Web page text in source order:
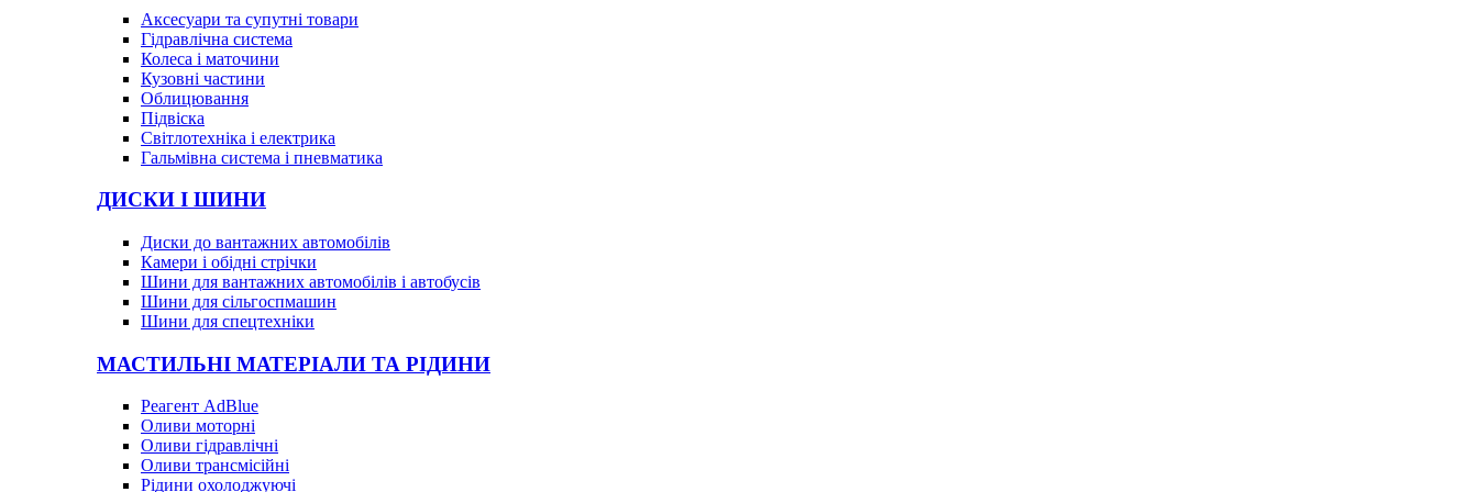
Аксесуари та супутні товари
Гідравлічна система
Колеса і маточини
Кузовні частини
Облицювання
Підвіска
Світлотехніка і електрика
Гальмівна система і пневматика
ДИСКИ І ШИНИ
Диски до вантажних автомобілів
Камери і обідні стрічки
Шини для вантажних автомобілів і автобусів
Шини для сільгоспмашин
Шини для спецтехніки
МАСТИЛЬНІ МАТЕРІАЛИ ТА РІДИНИ
Реагент AdBlue
Оливи моторні
Оливи гідравлічні
Оливи трансмісійні
Рідини охолоджуючі